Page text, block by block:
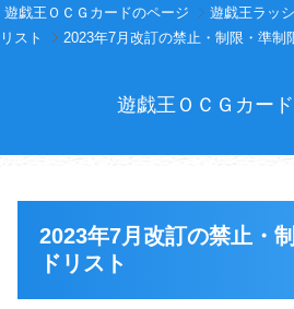
遊戯王ＯＣＧカードのページ
遊戯王ラッ
リスト
2023年7月改訂の禁止・制限・準制
遊戯王ＯＣＧカー
2023年7月改訂の禁止・
ドリスト